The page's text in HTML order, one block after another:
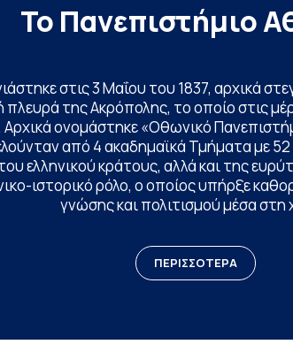
Το Πανεπιστήμιο
στις 3 Μαΐου του 1837, αρχικά
της Ακρόπολης, το οποίο στις
ονομάστηκε «Οθωνικό
από 4 ακαδημαϊκά Τμήματα με
ελληνικού κράτους, αλλά και της
ιστορικό ρόλο, ο οποίος υπήρξε
γνώσης και πολιτισμού μέσα στη
ΠΕΡΙΣΣΟΤΕΡΑ